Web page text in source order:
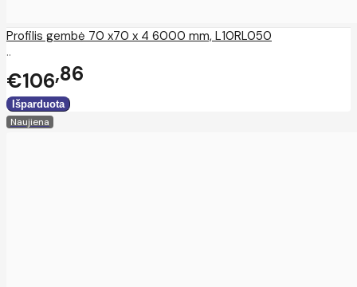
Profilis gembė 70 x70 x 4 6000 mm, L10RL050
..
€106 86
Naujiena